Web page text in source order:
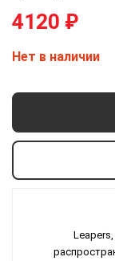
4120 ₽
Нет в наличии